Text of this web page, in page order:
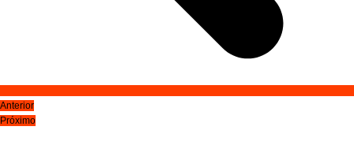
Anterior
Próximo